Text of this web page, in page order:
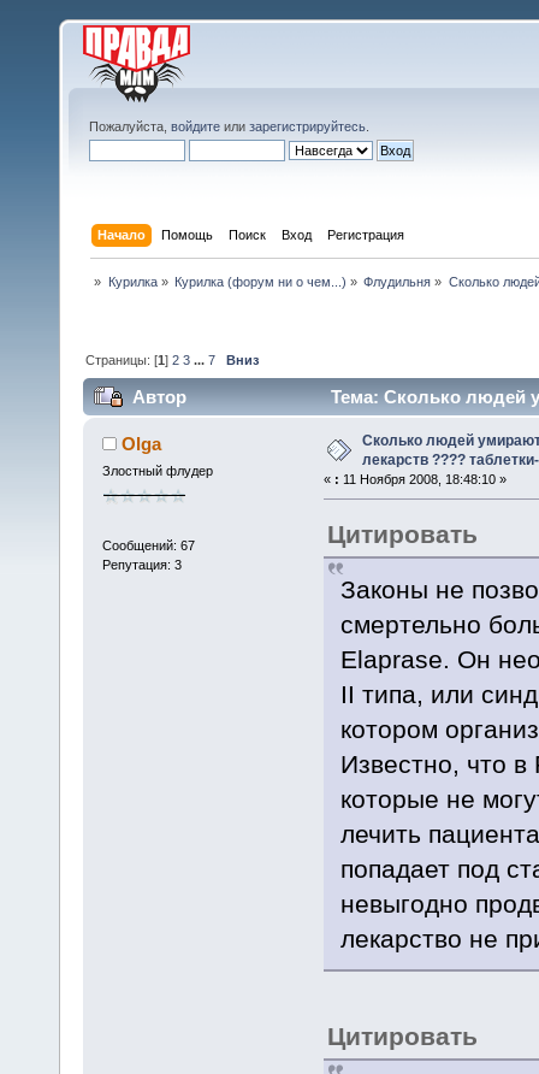
Пожалуйста, войдите или зарегистрируйтесь
Начало Помощь Поиск Вход Регистрация
» Курилка» Курилка (форум ни о чем...) » Флудильня » Сколько
Страницы: [1]2 3 ...7 Вниз
Автор
Тема: Сколько людей
(Прочитано 102073 раз)
Olga
Злостный флудер
Сообщений: 67
Репутация: 3
Сколько людей умирают
лекарств ????
« : 11 Ноября 2008, 18:48:10 »
Цитировать
Законы не
смертельно
Elaprase. Он
II типа, или
котором
Известно, что
которые не
лечить
попадает под
невыгодно
лекарство не
Цитировать